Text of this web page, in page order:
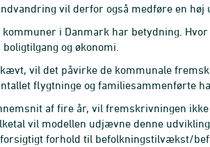
vil derfor også medføre en høj
i Danmark har betydning.
og økonomi.
vil det påvirke de kommunale
flygtninge og familiesammenførte
af fire år, vil fremskrivningen
vil modellen udjævne denne
forhold til befolkningstilvækst/